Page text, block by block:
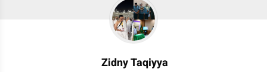
Zidny Taqiyya